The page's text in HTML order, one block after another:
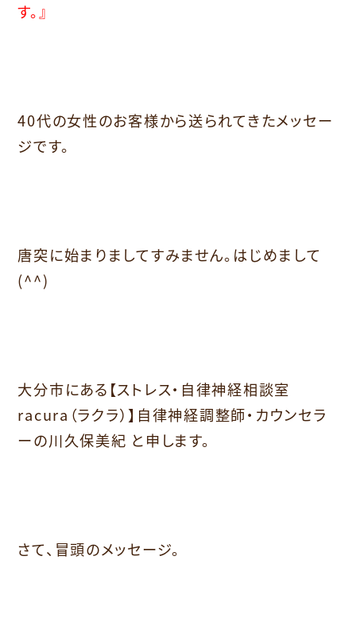
す。』
40代の女性のお客様から送られてきたメッセー
ジです。
唐突に始まりましてすみません。はじめまして
(^^)
大分市にある【ストレス・自律神経相談室
racura（ラクラ）】自律神経調整師・カウンセラ
ーの川久保美紀 と申します。
さて、冒頭のメッセージ。